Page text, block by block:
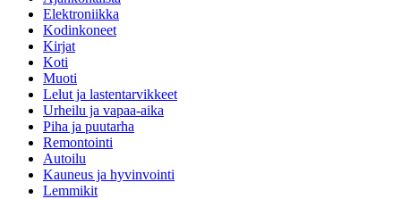
Elektroniikka
Kodinkoneet
Kirjat
Koti
Muoti
Lelut ja lastentarvikkeet
Urheilu ja vapaa-aika
Piha ja puutarha
Remontointi
Autoilu
Kauneus ja hyvinvointi
Lemmikit